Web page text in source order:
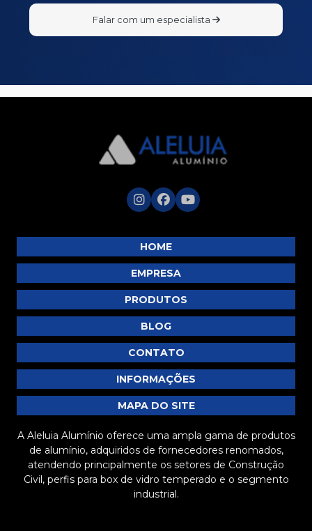
Falar com um especialista
HOME
EMPRESA
PRODUTOS
BLOG
CONTATO
INFORMAÇÕES
MAPA DO SITE
A Aleluia Alumínio oferece uma ampla gama de produtos
de alumínio, adquiridos de fornecedores renomados,
atendendo principalmente os setores de Construção
Civil, perfis para box de vidro temperado e o segmento
industrial.